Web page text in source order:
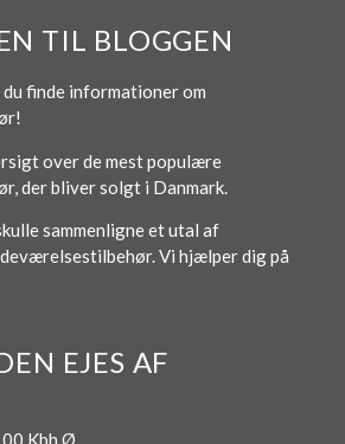
TIL BLOGGEN
du finde informationer om
over de mest populære
der bliver solgt i Danmark.
sammenligne et utal af
Vi hjælper dig på
EJES AF
Kbh Ø